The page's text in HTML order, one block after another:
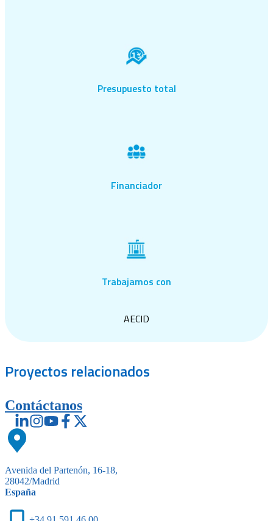
Presupuesto total
Financiador
Trabajamos con
AECID
Proyectos relacionados
Contáctanos
Avenida del Partenón, 16-18,
28042/Madrid
España